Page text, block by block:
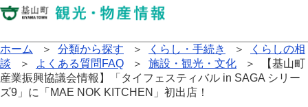
ホーム ＞ 分類から探す ＞ くらし・手続き ＞
くらしの相
談 ＞ よくある質問FAQ ＞ 施設・観光・文化 ＞ 【基山町
産業振興協議会情報】「タイフェスティバル in SAGA シリー
ズ9」に「MAE NOK KITCHEN」初出店！